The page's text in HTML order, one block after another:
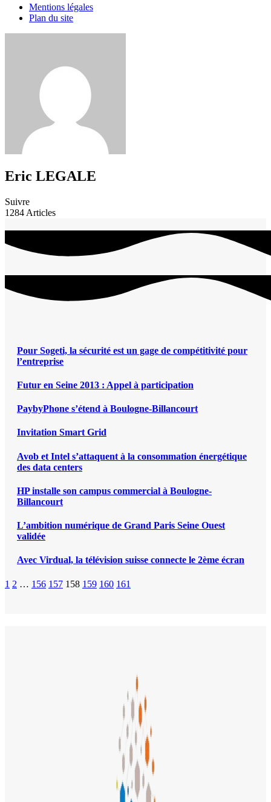
Mentions légales
Plan du site
Eric LEGALE
Suivre
1284 Articles
Pour Sogeti, la sécurité est un gage de compétitivité pour
l’entreprise
Futur en Seine 2013 : Appel à participation
PaybyPhone s’étend à Boulogne-Billancourt
Invitation Smart Grid
Avob et Intel s’attaquent à la consommation énergétique
des data centers
HP installe son campus commercial à Boulogne-
Billancourt
L’ambition numérique de Grand Paris Seine Ouest
validée
Avec Virdual, la télévision suisse connecte le 2ème écran
1 2 … 156 157 158 159 160 161